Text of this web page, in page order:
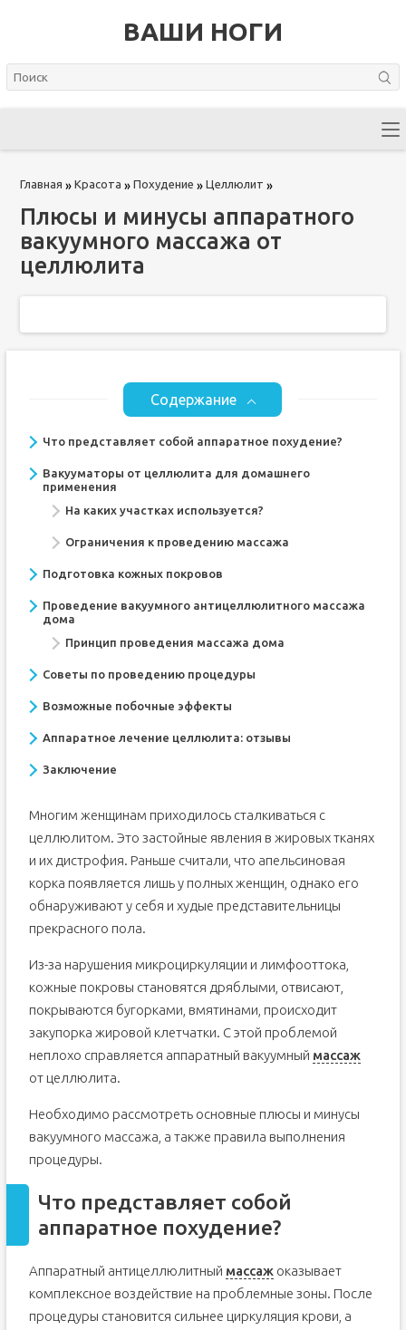
ВАШИ НОГИ
Главная » Красота » Похудение » Целлюлит »
Плюсы и минусы аппаратного
вакуумного массажа от
целлюлита
Содержание
Что представляет собой аппаратное похудение?
Вакууматоры от целлюлита для домашнего
применения
На каких участках используется?
Ограничения к проведению массажа
Подготовка кожных покровов
Проведение вакуумного антицеллюлитного массажа
дома
Принцип проведения массажа дома
Советы по проведению процедуры
Возможные побочные эффекты
Аппаратное лечение целлюлита: отзывы
Заключение
Многим женщинам приходилось сталкиваться с
целлюлитом. Это застойные явления в жировых тканях
и их дистрофия. Раньше считали, что апельсиновая
корка появляется лишь у полных женщин, однако его
обнаруживают у себя и худые представительницы
прекрасного пола.
Из-за нарушения микроциркуляции и лимфооттока,
кожные покровы становятся дряблыми, отвисают,
покрываются бугорками, вмятинами, происходит
закупорка жировой клетчатки. С этой проблемой
неплохо справляется аппаратный вакуумный массаж
от целлюлита.
Необходимо рассмотреть основные плюсы и минусы
вакуумного массажа, а также правила выполнения
процедуры.
Что представляет собой
аппаратное похудение?
Аппаратный антицеллюлитный массажоказывает
комплексное воздействие на проблемные зоны. После
процедуры становится сильнее циркуляция крови, а